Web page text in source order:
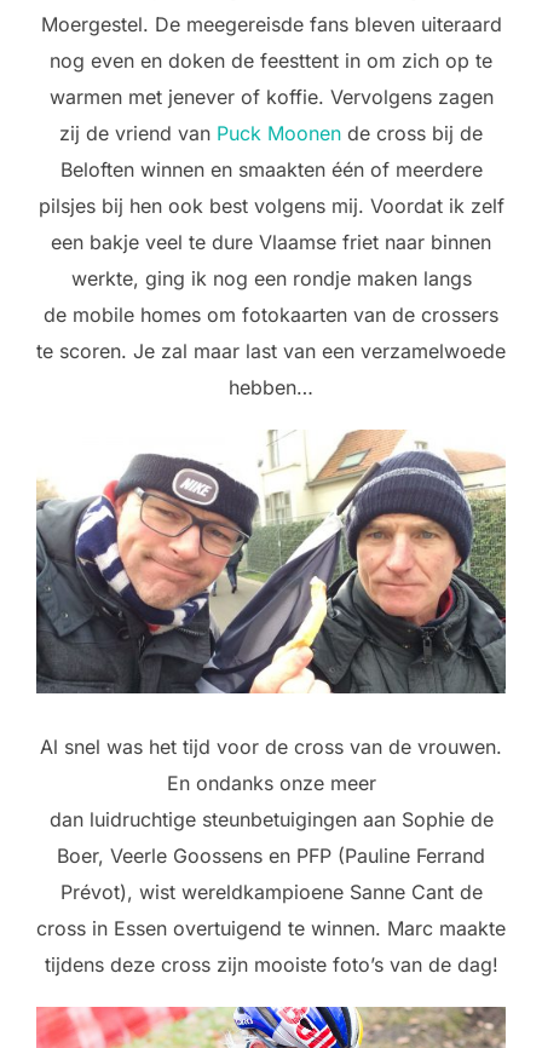
Moergestel. De meegereisde fans bleven uiteraard
nog even en doken de feesttent in om zich op te
warmen met jenever of koffie. Vervolgens zagen
zij de vriend van Puck Moonen de cross bij de
Beloften winnen en smaakten één of meerdere
pilsjes bij hen ook best volgens mij. Voordat ik zelf
een bakje veel te dure Vlaamse friet naar binnen
werkte, ging ik nog een rondje maken langs
de mobile homes om fotokaarten van de crossers
te scoren. Je zal maar last van een verzamelwoede
hebben…
Al snel was het tijd voor de cross van de vrouwen.
En ondanks onze meer
dan luidruchtige steunbetuigingen aan Sophie de
Boer, Veerle Goossens en PFP (Pauline Ferrand
Prévot), wist wereldkampioene Sanne Cant de
cross in Essen overtuigend te winnen. Marc maakte
tijdens deze cross zijn mooiste foto’s van de dag!